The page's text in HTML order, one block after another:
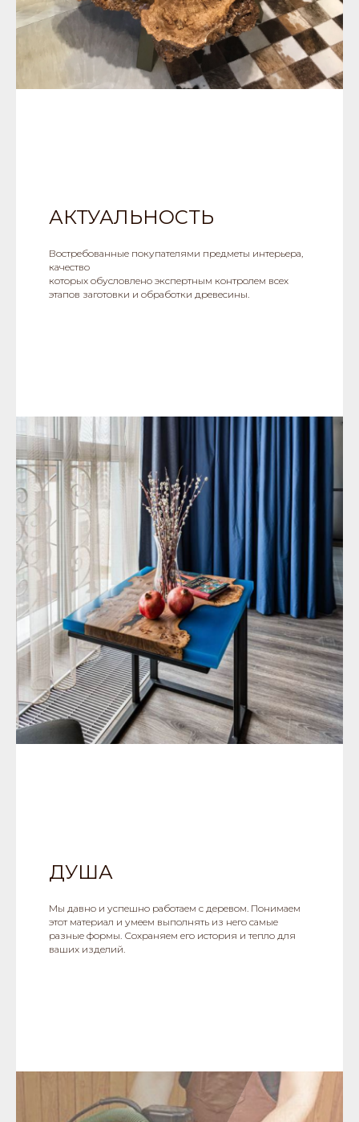
АКТУАЛЬНОСТЬ
Востребованные покупателями предметы интерьера,
качество
которых обусловлено экспертным контролем всех
этапов заготовки и обработки древесины.
ДУША
Мы давно и успешно работаем с деревом. Понимаем
этот материал и умеем выполнять из него самые
разные формы. Сохраняем его история и тепло для
ваших изделий.